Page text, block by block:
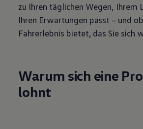
zu Ihren täglichen Wegen, Ihrem
Ihren Erwartungen passt – und
Fahrerlebnis bietet, das Sie sich
Warum sich eine
lohnt